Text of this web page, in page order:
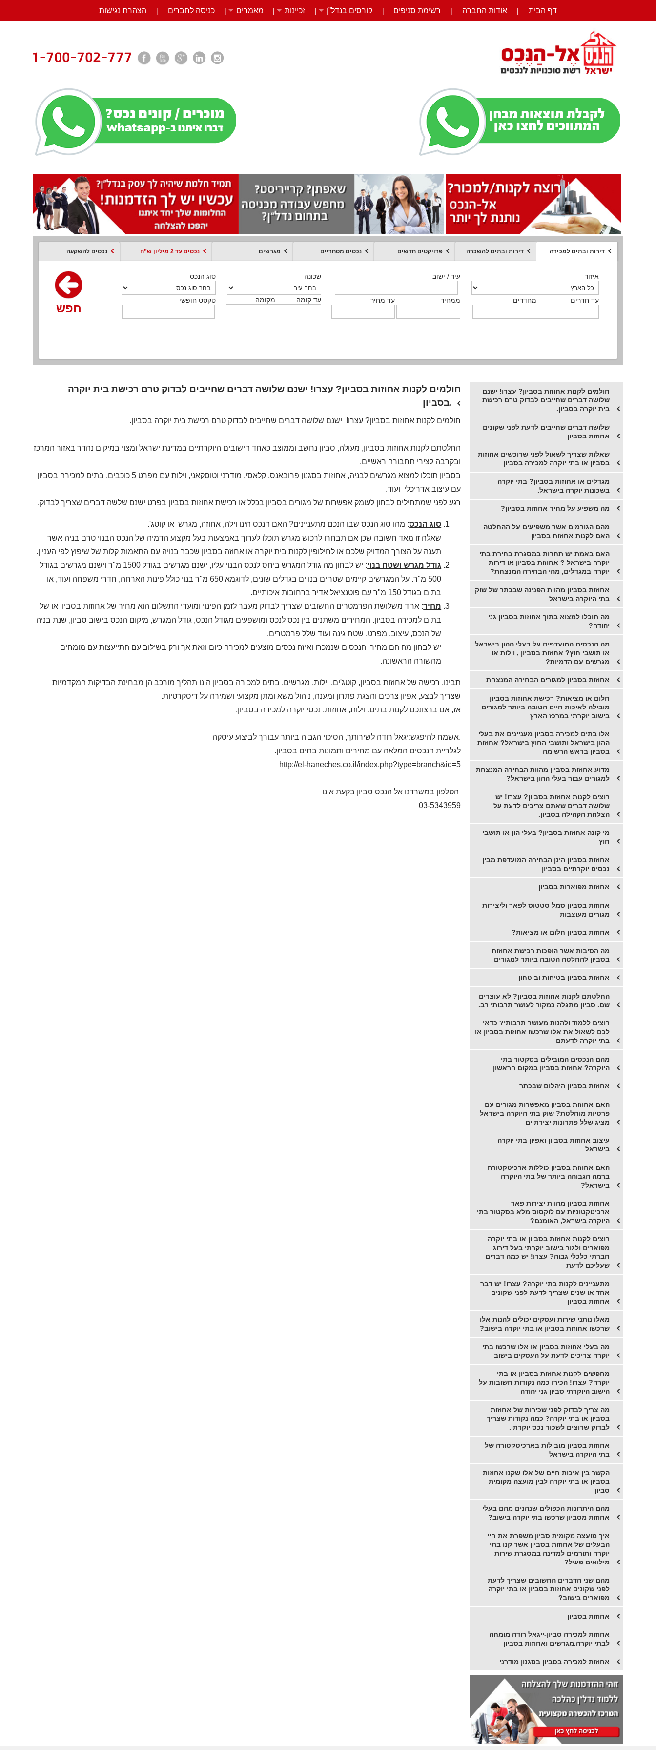
דף הבית | אודות החברה | רשימת סניפים | קורסים בנדל”ן | זכיינות | מאמרים | כניסה לחברים | הצהרת נגישות
דירות ובתים למכירה דירות ובתים להשכרה פרויקטים חדשים נכסים מסחריים מגרשים נכסים עד 2 מיליון ש”ח נכסים להשקעה
איזור
מחדרים עד חדרים
עיר / ישוב
ממחיר עד מחיר
שכונה
מקומה עד קומה
סוג הנכס
טקסט חופשי
חפש
איזור
מחדרים עד חדרים
עיר / ישוב
ממחיר עד מחיר
שכונה
מקומה עד קומה
סוג הנכס
טקסט חופשי
חפש
איזור
מחדרים עד חדרים
עיר / ישוב
ממחיר עד מחיר
שכונה
מקומה עד קומה
סוג הנכס
טקסט חופשי
חפש
איזור
סוג הנכס
עיר / ישוב
ממחיר עד מחיר
שכונה
מקומה עד קומה
סוג עסקה
טקסט חופשי
חפש
סוג הנכס ממחיר מקומה
חפש
איזור
מחדרים עד חדרים
עיר / ישוב
מקומה עד קומה
שכונה
טקסט חופשי
סוג הנכס
חפש
איזור
סוג הנכס
עיר / ישוב
ממחיר עד מחיר
שכונה
מקומה עד קומה
טקסט חופשי
חפש
חולמים לקנות אחוזות בסביון? עצרו! ישנם שלושה דברים שחייבים לבדוק טרם רכישת בית יוקרה
בסביון.
חולמים לקנות אחוזות בסביון? עצרו! ישנם שלושה דברים שחייבים לבדוק טרם רכישת בית יוקרה בסביון.
החלטתם לקנות אחוזות בסביון, מעולה, סביון נחשב וממוצב כאחד הישובים היוקרתיים במדינת ישראל ומצוי במיקום נהדר באזור המרכז
ובקרבה לצירי תחבורה ראשיים.
בסביון תוכלו למצוא מגרשים לבניה, אחוזות בסגנון פרובאנס, קלאסי, מודרני וטוסקאני, וילות עם מפרט 5 כוכבים, בתים למכירה בסביון
עם עיצוב אדריכלי ועוד.
רגע לפני שמתחילים לבחון לעומק אפשרות של מגורים בסביון בכלל או רכישת אחוזות בסביון בפרט ישנם שלשה דברים שצריך לבדוק.
סוג הנכס: מהו סוג הנכס שבו הנכם מתעניינים? האם הנכס הינו וילה, אחוזה, מגרש או קוטג'.
שאלה זו מאד חשובה שכן אם תבחרו לרכוש מגרש תוכלו לערוך באמצעות בעל מקצוע הדמיה של הנכס הבנוי טרם בניה אשר
תענה על הצורך המדויק שלכם או לחילופין לקנות בית יוקרה או אחוזה בסביון שכבר בנויה עם התאמות קלות של שיפוץ לפי העניין.
גודל מגרש ושטח בנוי
: יש לבחון מה גודל המגרש ביחס לנכס הבנוי עליו, ישנם מגרשים בגודל 1500 מ"ר וישנם מגרשים בגודל
500 מ"ר. על המגרשים קיימים שטחים בנויים בגדלים שונים, לדוגמא 650 מ"ר בנוי כולל פינות הארחה, חדרי משפחה ועוד, או
בתים בגודל 150 מ"ר עם פוטנציאל אדיר ברחובות איכותיים.
מחיר: אחד משלושת הפרמטרים החשובים שצריך לבדוק מעבר לזמן הפינוי ומועדי התשלום הוא מחיר של אחוזות בסביון או של
בתים למכירה בסביון. המחירים משתנים בין נכס לנכס ומושפעים מגודל הנכס, גודל המגרש, מיקום הנכס בישוב סביון, שנת בניה
של הנכס, עיצוב, מפרט, שטח גינה ועוד שלל פרמטרים.
יש לבחון מה הם מחירי הנכסים שנמכרו ואיזה נכסים מוצעים למכירה כיום וזאת אך ורק בשילוב עם התייעצות עם מומחים
מהשורה הראשונה.
תבינו, רכישה של אחוזות בסביון, קוטג'ים, וילות, מגרשים, בתים למכירה בסביון הינו תהליך מורכב הן מבחינת הבדיקות המקדמיות
שצריך לבצע, אפיון צרכים והצגת פתרון ומענה, ניהול משא ומתן מקצועי ושמירה על דיסקרטיות.
אז, אם ברצונכם לקנות בתים, וילות, אחוזות, נכסי יוקרה למכירה בסביון,
.אשמח להיפגש:יגאל רודה לשירותך, הסיכוי הגבוה ביותר עבורך לביצוע עיסקה
לגלריית הנכסים המלאה עם מחירים ותמונות בתים בסביון.
http://el-haneches.co.il/index.php?type=branch&id=5
הטלפון במשרדנו אל הנכס סביון בקעת אונו
03-5343959
חולמים לקנות אחוזות בסביון? עצרו! ישנם
שלושה דברים שחייבים לבדוק טרם רכישת
בית יוקרה בסביון.
שלושה דברים שחייבים לדעת לפני שקונים
אחוזות בסביון
שאלות שצריך לשאול לפני שרוכשים אחוזות
בסביון או בתי יוקרה למכירה בסביון
מגדלים או אחוזות בסביון? בתי יוקרה
בשכונות יוקרה בישראל.
מה משפיע על מחיר אחוזות בסביון?
מהם הגורמים אשר משפיעים על ההחלטה
האם לקנות אחוזות בסביון
האם באמת יש תחרות במסגרת בחירת בתי
יוקרה בישראל ? אחוזות בסביון או דירות
יוקרה במגדלים, מהי הבחירה המנצחת?
אחוזות בסביון מהוות הפנינה שבכתר של שוק
בתי היוקרה בישראל
מה תוכלו למצוא בתוך אחוזות בסביון גני
יהודה?
מה הנכסים המועדפים על בעלי ההון בישראל
או תושבי חוץ? אחוזות בסביון , וילות או
מגרשים עם הדמיות?
אחוזות בסביון למגורים הבחירה המנצחת
חלום או מציאות? רכישת אחוזות בסביון
מובילה לאיכות חיים הטובה ביותר למגורים
בישוב יוקרתי במרכז הארץ
אלו בתים למכירה בסביון מעניינים את בעלי
ההון בישראל ותושבי החוץ בישראל? אחוזות
בסביון בראש הרשימה
מדוע אחוזות בסביון מהוות הבחירה המנצחת
למגורים עבור בעלי ההון בישראל?
רוצים לקנות אחוזות בסביון? עצרו! יש
שלושה דברים שאתם צריכים לדעת על
הצלחת הקהילה בסביון.
מי קונה אחוזות בסביון? בעלי הון או תושבי
חוץ
אחוזות בסביון הינן הבחירה המועדפת מבין
נכסים יוקרתיים בסביון
אחוזות מפוארות בסביון
אחוזות בסביון סמל סטטוס לפאר וליצירות
מגורים מעוצבות
אחוזות בסביון חלום או מציאות?
מה הסיבות אשר הופכות רכישת אחוזות
בסביון להחלטה הטובה ביותר למגורים
אחוזות בסביון בטיחות וביטחון
החלטתם לקנות אחוזות בסביון? לא עוצרים
שם. סביון מתגלה כמקור לעושר תרבותי רב.
רוצים ללמוד ולהנות מעושר תרבותי? כדאי
לכם לשאול את אלו שרכשו אחוזות בסביון או
בתי יוקרה לדעתם
מהם הנכסים המובילים בסקטור בתי
היוקרה? אחוזות בסביון במקום הראשון
אחוזות בסביון היהלום שבכתר
האם אחוזות בסביון מאפשרות מגורים עם
פרטיות מוחלטת? שוק בתי היוקרה בישראל
מציג שלל פתרונות יצירתיים
עיצוב אחוזות בסביון ואפיון בתי יוקרה
בישראל
האם אחוזות בסביון כוללות ארכיטקטורה
ברמה הגבוהה ביותר של בתי היוקרה
בישראל?
אחוזות בסביון מהוות יצירות פאר
ארכיטקטוניות עם לוקסוס מלא בסקטור בתי
היוקרה בישראל, האומנם?
רוצים לקנות אחוזות בסביון או בתי יוקרה
מפוארים ולגור בישוב יוקרתי בעל דירוג
חברתי כלכלי גבוה? עצרו! יש כמה דברים
שעליכם לדעת
מתעניינים לקנות בתי יוקרה? עצרו! יש דבר
אחד או שנים שצריך לדעת לפני שקונים
אחוזות בסביון
מאלו נותני שירות ועסקים יכולים להנות אלו
שרכשו אחוזות בסביון או בתי יוקרה בישוב?
מה בעלי אחוזות בסביון או אלו שרכשו בתי
יוקרה צריכים לדעת על העסקים בישוב
מחפשים לקנות אחוזות בסביון או בתי
יוקרה? עצרו! הכירו כמה נקודות חשובות על
הישוב היוקרתי סביון גני יהודה
מה צריך לבדוק לפני שכירות של אחוזות
בסביון או בתי יוקרה? כמה נקודות שצריך
לבדוק שרוצים לשכור נכס יוקרתי.
אחוזות בסביון מובילות בארכיטקטורה של
בתי היוקרה בישראל
הקשר בין איכות חיים של אלו שקנו אחוזות
בסביון או בתי יוקרה לבין מועצה מקומית
סביון
מהם היתרונות הכפולים שנהנים מהם בעלי
אחוזות מסביון שרכשו בתי יוקרה בישוב?
איך מועצה מקומית סביון משפרת את חיי
הבעלים של אחוזות בסביון אשר קנו בתי
יוקרה ותורמים למדינה במסגרת שירות
מילואים פעיל?
מהם שני הדברים החשובים שצריך לדעת
לפני שקונים אחוזות בסביון או בתי יוקרה
מפוארים בישוב?
אחוזות בסביון
אחוזות למכירה סביון-ייגאל רודה מומחה
לבתי יוקרה,מגרשים ואחוזות בסביון
אחוזות למכירה בסביון בסגנון מודרני